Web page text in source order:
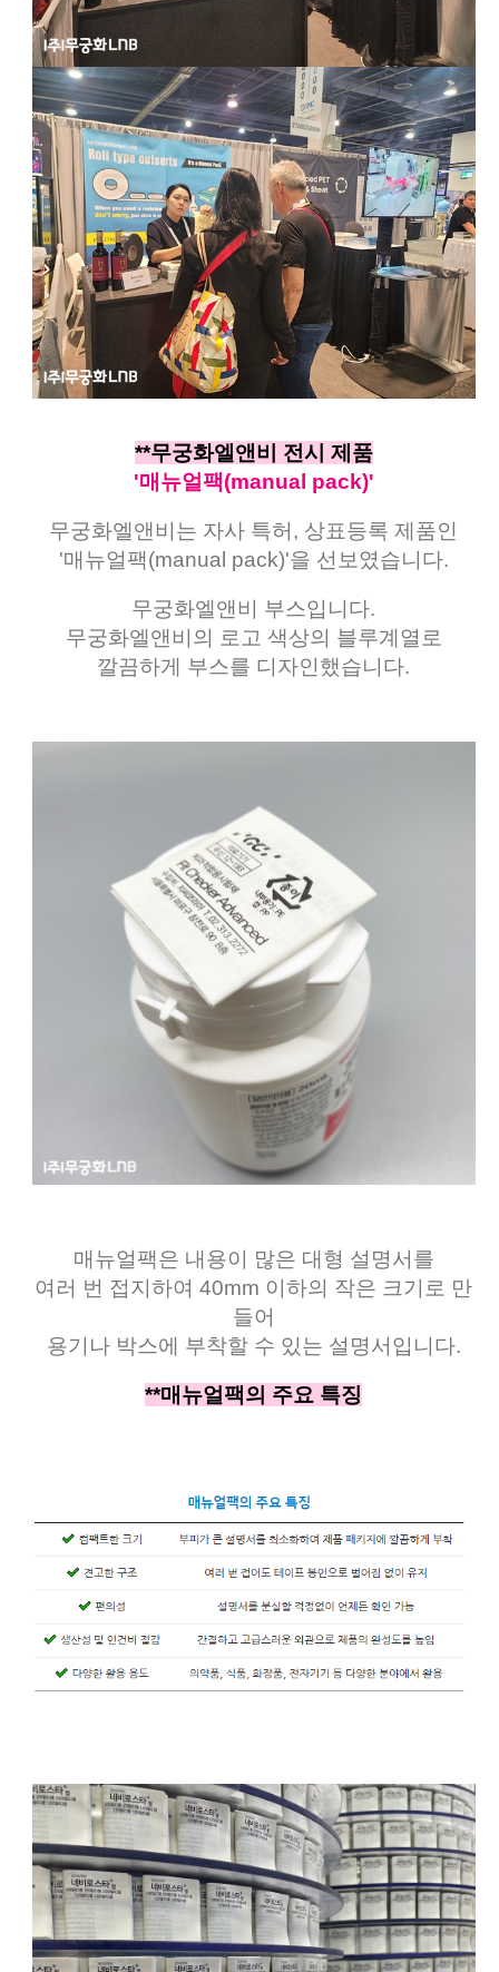
**무궁화엘앤비 전시 제품
'매뉴얼팩(manual pack)'
무궁화엘앤비는 자사 특허, 상표등록 제품인
'매뉴얼팩(manual pack)'을 선보였습니다.
무궁화엘앤비 부스입니다.
무궁화엘앤비의 로고 색상의 블루계열로
깔끔하게 부스를 디자인했습니다.
매뉴얼팩은 내용이 많은 대형 설명서를
여러 번 접지하여 40mm 이하의 작은 크기로 만
들어
용기나 박스에 부착할 수 있는 설명서입니다.
**매뉴얼팩의 주요 특징